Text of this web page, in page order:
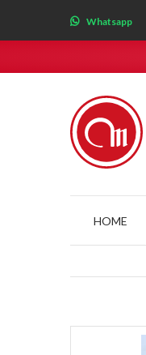
Whatsapp
HOME